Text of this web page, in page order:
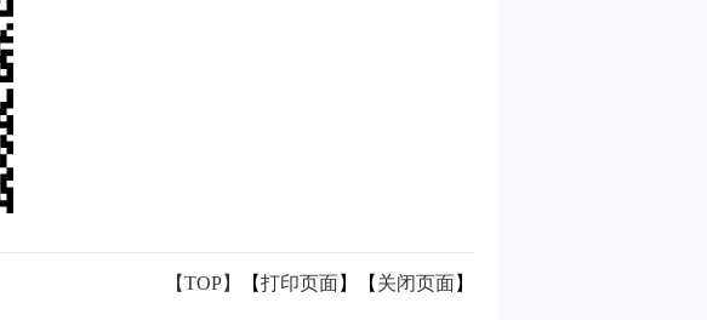
【TOP】 【打印页面】【 关闭页面】